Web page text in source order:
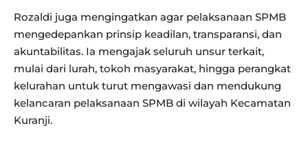
Rozaldi juga mengingatkan agar pelaksanaan SPMB
mengedepankan prinsip keadilan, transparansi, dan
akuntabilitas. Ia mengajak seluruh unsur terkait,
mulai dari lurah, tokoh masyarakat, hingga perangkat
kelurahan untuk turut mengawasi dan mendukung
kelancaran pelaksanaan SPMB di wilayah Kecamatan
Kuranji.